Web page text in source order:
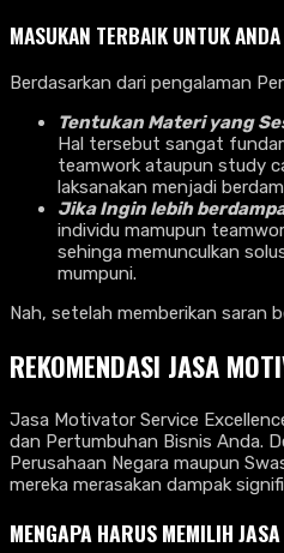
MASUKAN TERBAIK UNTUK ANDA
Berdasarkan dari pengalaman
Tentukan Materi yang
Hal tersebut sangat
teamwork ataupun study
laksanakan menjadi
Jika Ingin lebih
individu mamupun
sehinga memunculkan
mumpuni.
Nah, setelah memberikan saran
REKOMENDASI JASA
Jasa Motivator Service
dan Pertumbuhan Bisnis Anda.
Perusahaan Negara maupun
mereka merasakan dampak
MENGAPA HARUS MEMILIH